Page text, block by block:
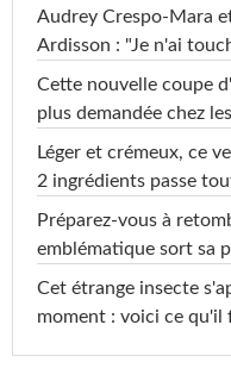
Audrey Crespo-Mara
Ardisson : "Je n'ai
Cette nouvelle coupe
plus demandée chez
Léger et crémeux, ce
2 ingrédients passe
Préparez-vous à
emblématique sort sa
Cet étrange insecte
moment : voici ce qu'il